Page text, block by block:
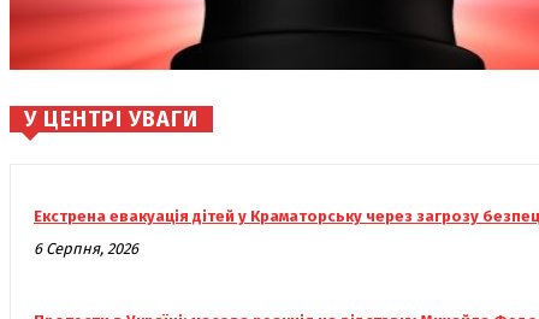
У ЦЕНТРІ УВАГИ
Екстрена евакуація дітей у Краматорську через загрозу
6 Серпня, 2026